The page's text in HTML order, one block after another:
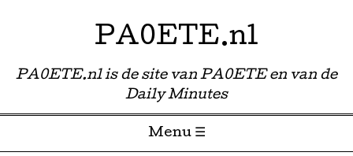
PA0ETE.nl
PA0ETE.nl is de site van PA0ETE en van de
Daily Minutes
Menu ☰